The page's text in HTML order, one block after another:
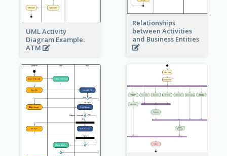
UML Activity
Diagram Example:
ATM
Relationships
between Activities
and Business Entities